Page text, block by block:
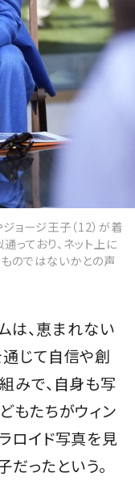
ョージ王子（12）が着
っており、ネット上に
ものではないかとの声
は、恵まれない
じて自信や創
みで、自身も写
もたちがウィン
ロイド写真を見
ったという。